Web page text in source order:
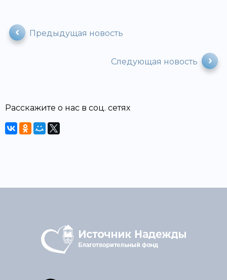
Предыдущая новость
Следующая новость
Расскажите о нас в соц. сетях